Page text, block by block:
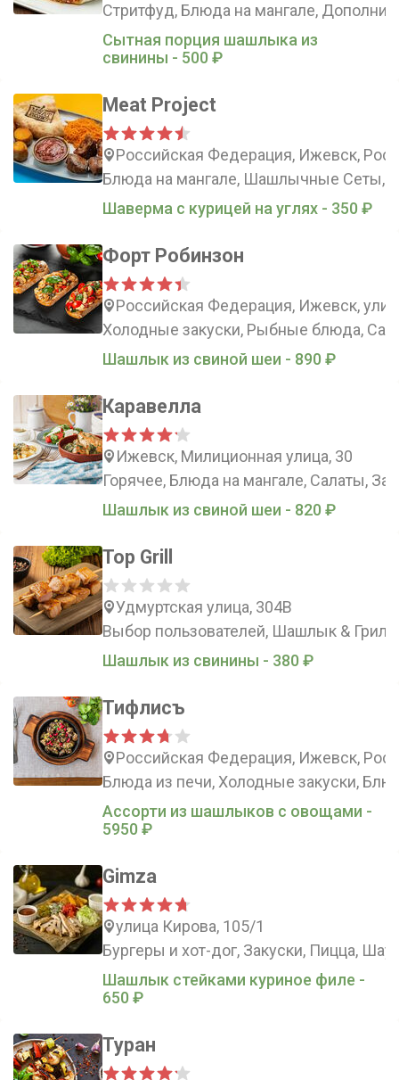
Стритфуд, Блюда на мангале,
Сытная порция шашлыка из
свинины - 500 ₽
Meat Project
Российская Федерация, Ижевск,
Блюда на мангале, Шашлычные Сеты,
Шаверма с курицей на углях - 350 ₽
Форт Робинзон
Российская Федерация, Ижевск,
Холодные закуски, Рыбные блюда,
Шашлык из cвинoй шеи - 890 ₽
Каравелла
Ижевск, Милиционная улица, 30
Горячее, Блюда на мангале, Салаты,
Шашлык из cвинoй шеи - 820 ₽
Top Grill
Удмуртская улица, 304В
Выбор пользователей, Шашлык &
Шашлык из свинины - 380 ₽
Тифлисъ
Российская Федерация, Ижевск,
Блюда из печи, Холодные закуски,
Ассорти из шашлыков с овощами -
5950 ₽
Gimza
улица Кирова, 105/1
Бургеры и хот-дог, Закуски, Пицца,
Шашлык стейками куриное филе -
650 ₽
Туран